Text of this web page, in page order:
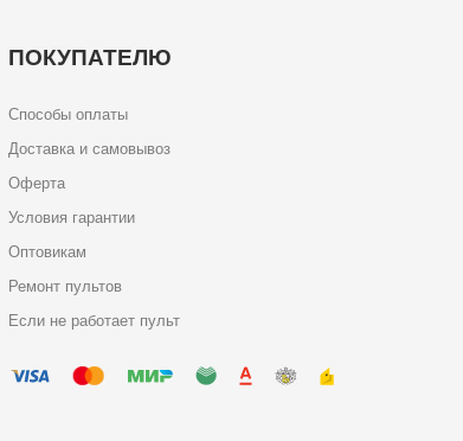
ПОКУПАТЕЛЮ
Способы оплаты
Доставка и самовывоз
Оферта
Условия гарантии
Оптовикам
Ремонт пультов
Если не работает пульт